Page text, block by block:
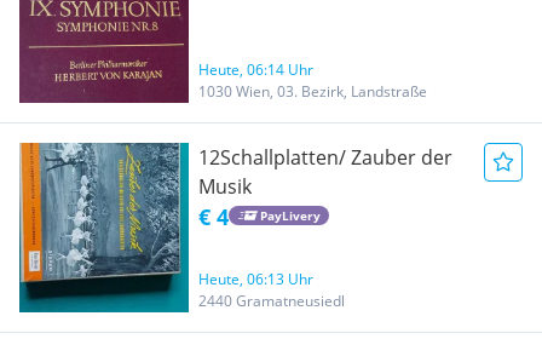
Heute, 06:14 Uhr
1030 Wien, 03. Bezirk, Landstraße
12Schallplatten/ Zauber der
Musik
€ 4 PayLivery
Heute, 06:13 Uhr
2440 Gramatneusiedl